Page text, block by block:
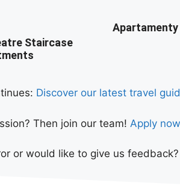
Staircase
Apartamenty
Discover our latest travel
Then join our team! Apply
or would like to give us